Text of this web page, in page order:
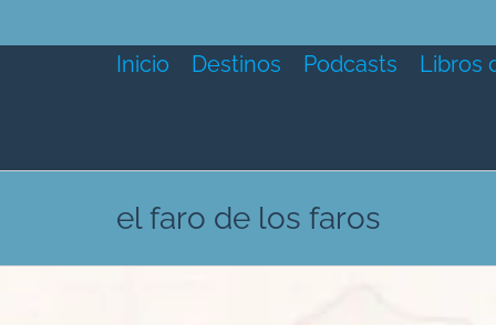
Inicio Destinos Podcasts Libros
el faro de los faros